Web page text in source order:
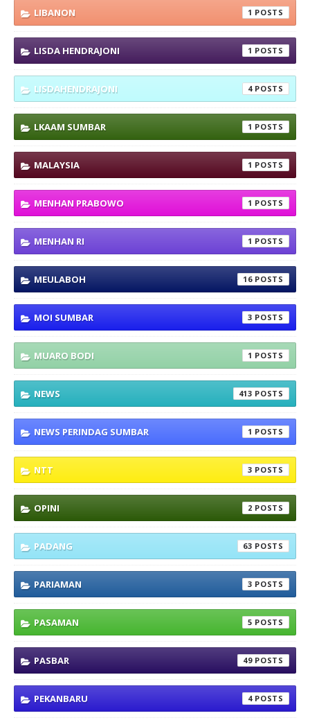
LIBANON 1
LISDA HENDRAJONI 1
LISDAHENDRAJONI 4
LKAAM SUMBAR 1
MALAYSIA 1
MENHAN PRABOWO 1
MENHAN RI 1
MEULABOH 16
MOI SUMBAR 3
MUARO BODI 1
NEWS 413
NEWS PERINDAG SUMBAR 1
NTT 3
OPINI 2
PADANG 63
PARIAMAN 3
PASAMAN 5
PASBAR 49
PEKANBARU 4